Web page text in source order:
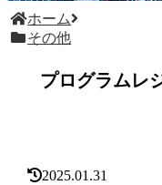
ホーム
その他
プログラムレ
2025.01.31